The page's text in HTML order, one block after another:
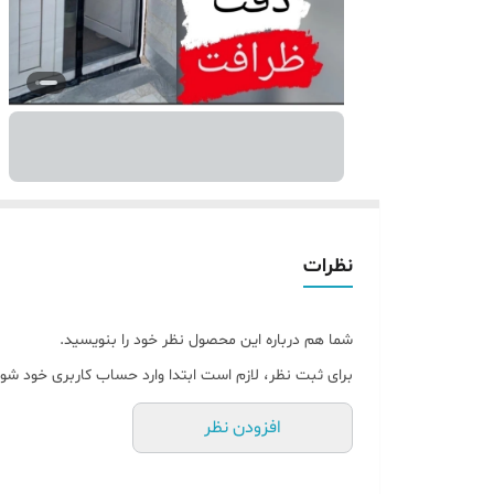
نظرات
شما هم درباره این محصول نظر خود را بنویسید.
برای ثبت نظر، لازم است ابتدا وارد حساب کاربری خود
افزودن نظر